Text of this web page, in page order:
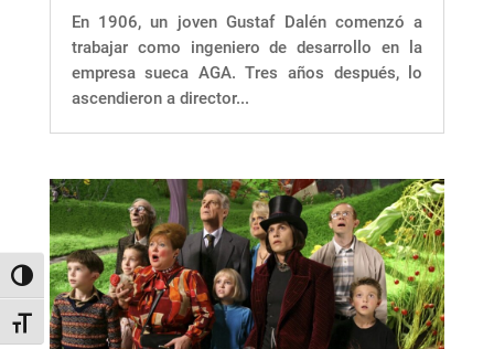
Alternar alto contraste
Alternar tamaño de letra
En 1906, un joven Gustaf Dalén comenzó a
trabajar como ingeniero de desarrollo en la
empresa sueca AGA. Tres años después, lo
ascendieron a director...